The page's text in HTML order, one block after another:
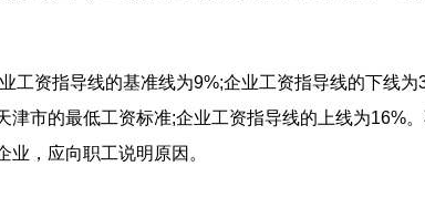
工资指导线的基准线为9%;企业工资指导线的下线为
津市的最低工资标准;企业工资指导线的上线为16%
，应向职工说明原因。